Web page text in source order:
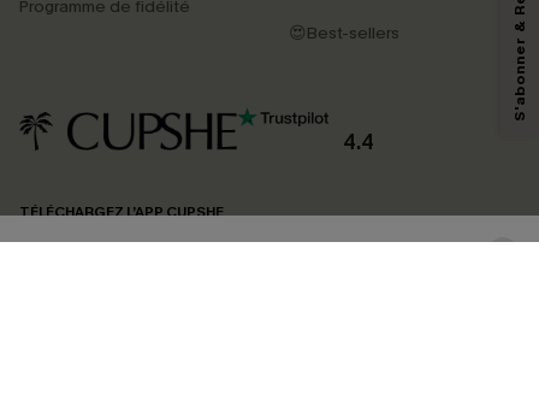
Programme de fidélité
😍Best-sellers
4.4
TÉLÉCHARGEZ L’APP CUPSHE
reconnaissez avoir pris connaissance de nos
pouvons utiliser les données collectées sur notre site ainsi que des
produits susceptibles de vous intéresser, conformément à notre
Politique de
confidentialité
. Vous pouvez vous désabonner à tout moment.